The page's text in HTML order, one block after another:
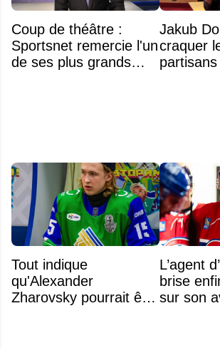
Coup de théâtre :
Sportsnet remercie l'un
de ses plus grands
Jakub
craquer
Tout indique
qu'Alexander
Zharovsky pourrait être
L’agent
brise
sur son